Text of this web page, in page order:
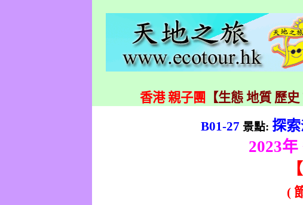
香港 親子團 【生態 地質 歷
B01-27 景點: 探索
2023年
【
(